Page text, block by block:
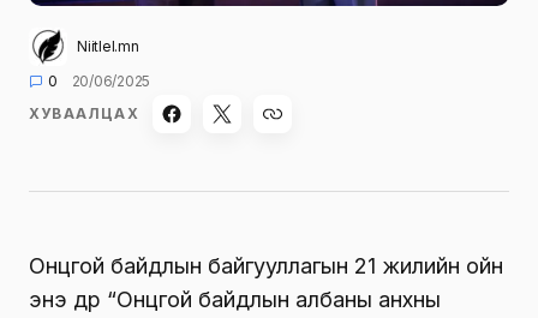
Niitlel.mn
0
20/06/2025
ХУВААЛЦАХ
Онцгой байдлын байгууллагын 21 жилийн ойн
энэ өдөр “Онцгой байдлын албаны анхны